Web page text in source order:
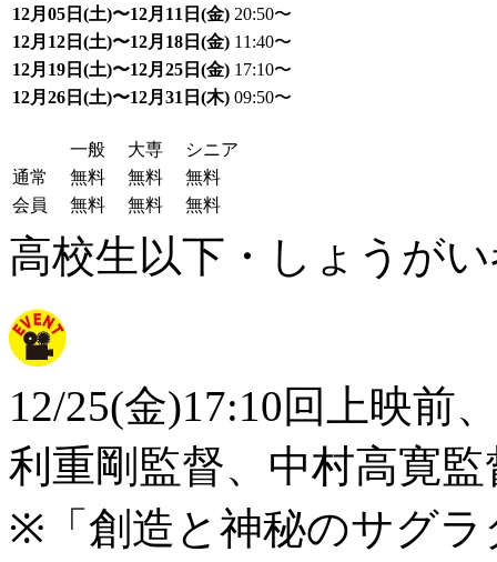
12月05日(土)〜12月11日(金) 20:50〜
12月12日(土)〜12月18日(金) 11:40〜
12月19日(土)〜12月25日(金) 17:10〜
12月26日(土)〜12月31日(木) 09:50〜
一般 大専
シニア
通常
無料 無料
無料
会員
無料 無料 無料
高校生以下・しょうがい
12/25(金)17:10回上映前
利重剛監督、中村高寛
※「創造と神秘のサグ